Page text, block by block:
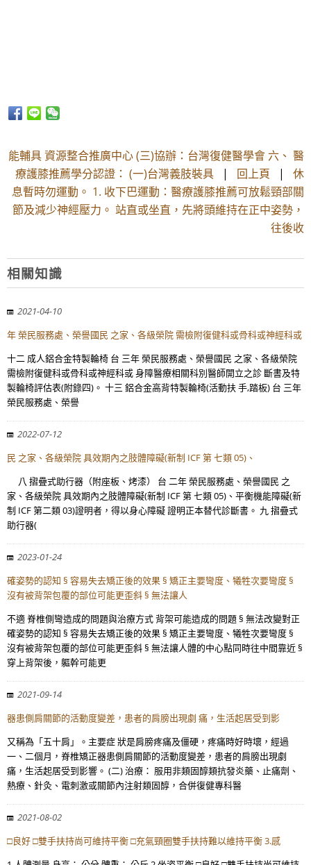
能輔具 資源整合推廣中心 (三)協辦：台灣復健醫學會 六、 醫
療護膝推薦學分認證： (一)台灣義肢裝具 | 回上頁 | 休
息暫時勿運動。 1. 收下巴運動：醫療護膝推薦可放鬆頸部關
節及減少神經壓力。 站直或坐直，先將頭維持在正中姿勢，
往後收
相關知識
2021-04-10
年 榮民服務處、榮譽國民 之家、各級榮院 需檢附復健科或骨科或神經科或
十二 成人鋁合金特製輪椅 台 三年 榮民服務處、榮譽國民 之家、各級榮院
需檢附復健科或骨科或神經科或 身障醫療相關科別醫師開立之診 斷書及特
製輪椅評估表(附錄四)。 十三 鋁合金高背特製輪椅(活動扶 手,踏板) 台 三年
榮民服務處、榮譽
2022-07-12
民 之家、各級榮院 具效期內之肢體障礙(新制 ICF 第 七類 05)、
八 摺疊式助行器（附座板、烤漆） 台 二年 榮民服務處、榮譽國民 之
家、各級榮院 具效期內之肢體障礙(新制 ICF 第 七類 05)、平衡機能障礙(新
制 ICF 第二類 03)證明者，得以身心障礙 證明正本替代診斷書。 九 摺疊式
助行器(
2023-01-24
確姿勢的認知 § 容易失去矯正後的效果 § 矯正主要彎度、犧牲次要彎度 §
沒有被背架包覆的部位可能更歪斜 § 無法讓人
不適 脊椎側彎造成的問題與治療方式 背架可能造成的問題 § 無法改變對正
確姿勢的認知 § 容易失去矯正後的效果 § 矯正主要彎度、犧牲次要彎度 §
沒有被背架包覆的部位可能更歪斜 § 無法讓人體的中心點同時往中間靠近 §
穿上背架後，軀幹可能更
2021-09-14
器患側肩關節的活動度變差，患者的肩膀出現劇 痛，生活起居受到影
又稱為「五十肩」。主要症 狀是肩膀疼痛及僵硬，疼痛時好時壞，經過
一、二個月，脊椎矯正器患側肩關節的活動度變差，患者的肩膀出現劇
痛，生活起居受到影響。 (二) 治療： 服用非類固醇類抗發炎藥、止痛劑、
熱療、針灸、電刺激或關節內注射類固醇，合併復健專科醫
2021-08-02
□良好 □雙手扶持尚可維持平衡 □充氣頸圈雙手扶持難以維持平衡 3.感